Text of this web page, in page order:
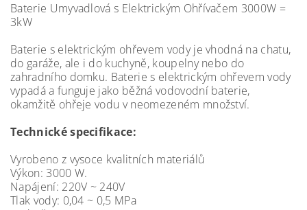
Baterie Umyvadlová s Elektrickým Ohřívačem 3000W =
3kW
Baterie s elektrickým ohřevem vody je vhodná na chatu,
do garáže, ale i do kuchyně, koupelny nebo do
zahradního domku. Baterie s elektrickým ohřevem vody
vypadá a funguje jako běžná vodovodní baterie,
okamžitě ohřeje vodu v neomezeném množství.
Technické specifikace:
Vyrobeno z vysoce kvalitních materiálů
Výkon: 3000 W.
Napájení: 220V ~ 240V
Tlak vody: 0,04 ~ 0,5 MPa